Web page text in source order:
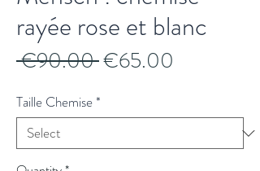
rayée rose et blanc
€90.00 Regular
€65.00
Taille Chemise*